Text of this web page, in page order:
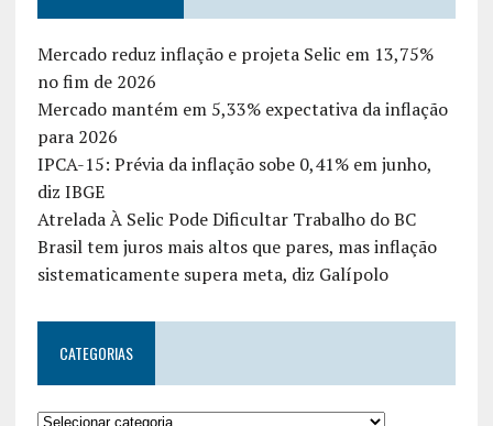
Mercado reduz inflação e projeta Selic em 13,75%
no fim de 2026
Mercado mantém em 5,33% expectativa da inflação
para 2026
IPCA-15: Prévia da inflação sobe 0,41% em junho,
diz IBGE
Atrelada À Selic Pode Dificultar Trabalho do BC
Brasil tem juros mais altos que pares, mas inflação
sistematicamente supera meta, diz Galípolo
CATEGORIAS